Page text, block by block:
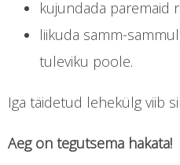
kujundada paremaid
liikuda samm-
tuleviku poole.
Iga täidetud lehekülg viib
Aeg on tegutsema hakata!